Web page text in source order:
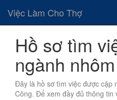
Việc Làm Cho Thợ
Hồ sơ tìm
ngành
Đây là hồ sơ tìm việc được cập
Công. Để xem đầy đủ thông